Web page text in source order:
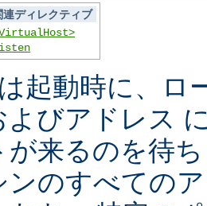
連ディレクティブ
起動時に、ロ
よびアドレス
が来るのを待
ンのすべての